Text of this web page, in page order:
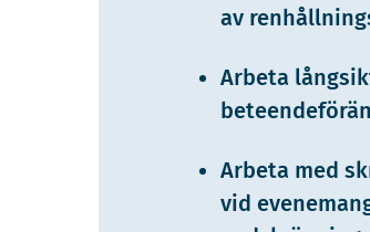
av
Arbeta
Arbeta med
vid